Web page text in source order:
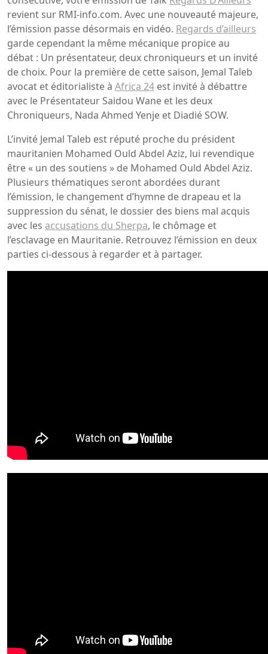
revient sur RMI-info.com. Avec une nouveauté majeure,
l’émission passe désormais en vidéo. Regards d’ailleurs
garde cependant la même mécanique propice au
débat : Un présentateur, deux chroniqueurs et un invité
de choix. Pour la première de cette saison, Jemal Taleb
avocat et éditorialiste à Africa 24 est invité à débattre
avec le Présentateur Saidou Wane et les deux
Chroniqueurs, Nada Ahmed Yenje et Diadié SOW.
L’invité Jemal Taleb est réputé proche du président
mauritanien Mohamed Ould Abdel Aziz, lui revendique
être « un des soutiens » de Mohamed Ould Abdel Aziz.
Plusieurs thématiques seront abordées durant
l’émission, le changement d’hymne de drapeau et la
suppression du sénat, le dossier des biens mal acquis
avec les accusations du Sherpa, le chômage et
l’esclavage en Mauritanie. Retrouvez l’émission en deux
parties ci-dessous à regarder et à partager.